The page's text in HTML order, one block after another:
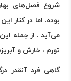
شروع فصل‌های
بوده. اما در کنار
می‌آید . از جمله
تورم ، خارش و
گاهی فرد آنقدر